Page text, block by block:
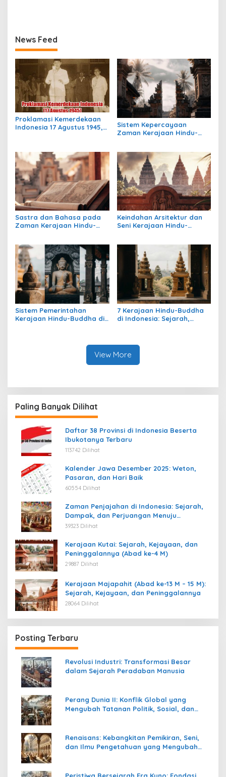
News Feed
Proklamasi Kemerdekaan
Indonesia 17 Agustus 1945,
Sistem Kepercayaan
Zaman Kerajaan Hindu-
Masih Bertahan
Sastra dan Bahasa pada
Zaman Kerajaan Hindu-
Keindahan Arsitektur dan
Seni Kerajaan Hindu-
Sistem Pemerintahan
Kerajaan Hindu-Buddha di
7 Kerajaan Hindu-Buddha
di Indonesia: Sejarah,
View More
Paling Banyak Dilihat
Daftar 38 Provinsi di Indonesia Beserta
Ibukotanya Terbaru
113742 Dilihat
Kalender Jawa Desember 2025: Weton,
Pasaran, dan Hari Baik
60554 Dilihat
Zaman Penjajahan di Indonesia: Sejarah,
Dampak, dan Perjuangan Menuju
Kemerdekaan
39323 Dilihat
Kerajaan Kutai: Sejarah, Kejayaan, dan
Peninggalannya (Abad ke-4 M)
29887 Dilihat
Kerajaan Majapahit (Abad ke-13 M – 15 M):
Sejarah, Kejayaan, dan Peninggalannya
28064 Dilihat
Posting Terbaru
Revolusi Industri: Transformasi Besar
dalam Sejarah Peradaban Manusia
Perang Dunia II: Konflik Global yang
Mengubah Tatanan Politik, Sosial, dan
Renaisans: Kebangkitan Pemikiran, Seni,
dan Ilmu Pengetahuan yang Mengubah
Peristiwa Bersejarah Era Kuno: Fondasi